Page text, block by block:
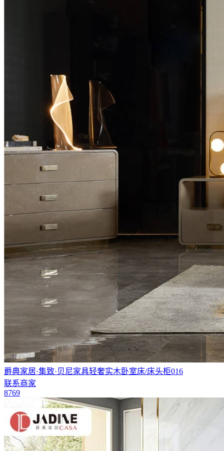
爵典家居·集致·贝尼家具轻奢实木卧室床/床头柜016
联系商家
8769